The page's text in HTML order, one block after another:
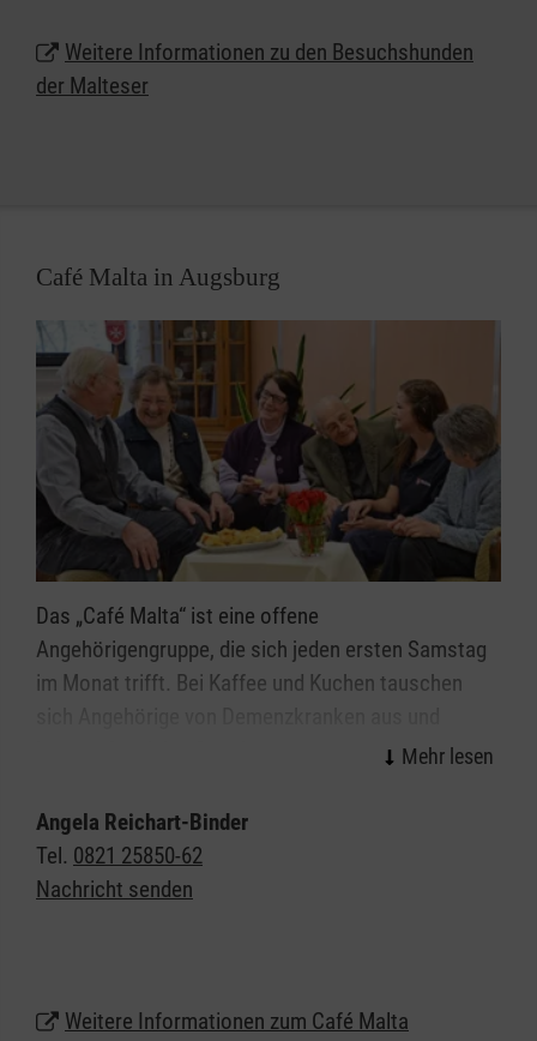
leiten eine Einrichtung in Augsburg, in der Sie sich
einen regelmäßigen Besuch von Hunden gut
Weitere Informationen zu den Besuchshunden
der Malteser
Café Malta in Augsburg
Das „Café Malta“ ist eine offene
Angehörigengruppe, die sich jeden ersten Samstag
im Monat trifft. Bei Kaffee und Kuchen tauschen
können für einige Stunden vom anstrengenden
eingeladen, der zu einem Thema rund um die
Alzheimer-Erkrankung spricht. Das Angebot ist
kostenlos und völlig unverbindlich, man kann auch
Damit Angehörige die Zeit auch wirklich für sich
Angela Reichart-Binder
Tel. 0821 25850-62
Nachricht senden
Weitere Informationen zum Café Malta